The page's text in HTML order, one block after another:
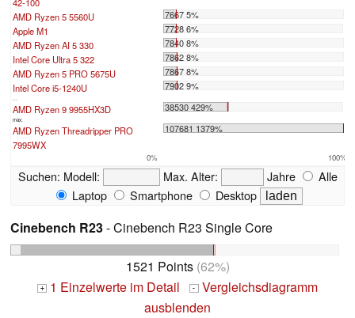
42-100
AMD Ryzen 5 5560U
7667 5%
Apple M1
7728 6%
AMD Ryzen AI 5 330
7840 8%
Intel Core Ultra 5 322
7862 8%
AMD Ryzen 5 PRO 5675U
7867 8%
Intel Core i5-1240U
7902 9%
...
AMD Ryzen 9 9955HX3D 38530 429%
max:
AMD Ryzen Threadripper PRO
7995WX
107681 1379%
0% 100%
Suchen: Modell: Max. Alter: Jahre
Alle
Laptop
Smartphone Desktop
Cinebench R23- Cinebench R23 Single Core
1521 Points(62%)
+ 1 Einzelwerte im Detail - Vergleichsdiagramm
ausblenden